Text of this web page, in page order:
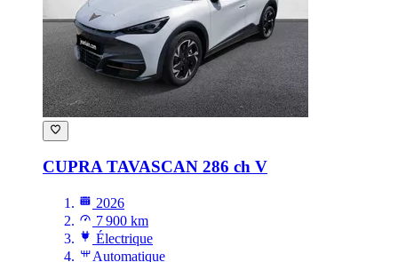
CUPRA TAVASCAN 286 ch V
2026
7 900 km
Électrique
Automatique